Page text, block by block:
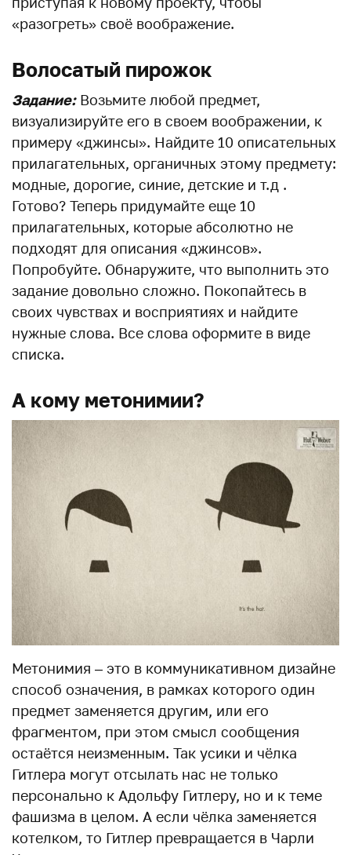
«разогреть» своё воображение.
Волосатый пирожок
Задание:Возьмите любой предмет,
визуализируйте его в своем воображении, к
примеру «джинсы». Найдите 10 описательных
прилагательных, органичных этому предмету:
модные, дорогие, синие, детские и т.д .
Готово? Теперь придумайте еще 10
прилагательных, которые абсолютно не
подходят для описания «джинсов».
Попробуйте. Обнаружите, что выполнить это
задание довольно сложно. Покопайтесь в
своих чувствах и восприятиях и найдите
нужные слова. Все слова оформите в виде
списка.
А кому метонимии?
Метонимия – это в коммуникативном дизайне
способ означения, в рамках которого один
предмет заменяется другим, или его
фрагментом, при этом смысл сообщения
остаётся неизменным. Так усики и чёлка
Гитлера могут отсылать нас не только
персонально к Адольфу Гитлеру, но и к теме
фашизма в целом. А если чёлка заменяется
котелком, то Гитлер превращается в Чарли